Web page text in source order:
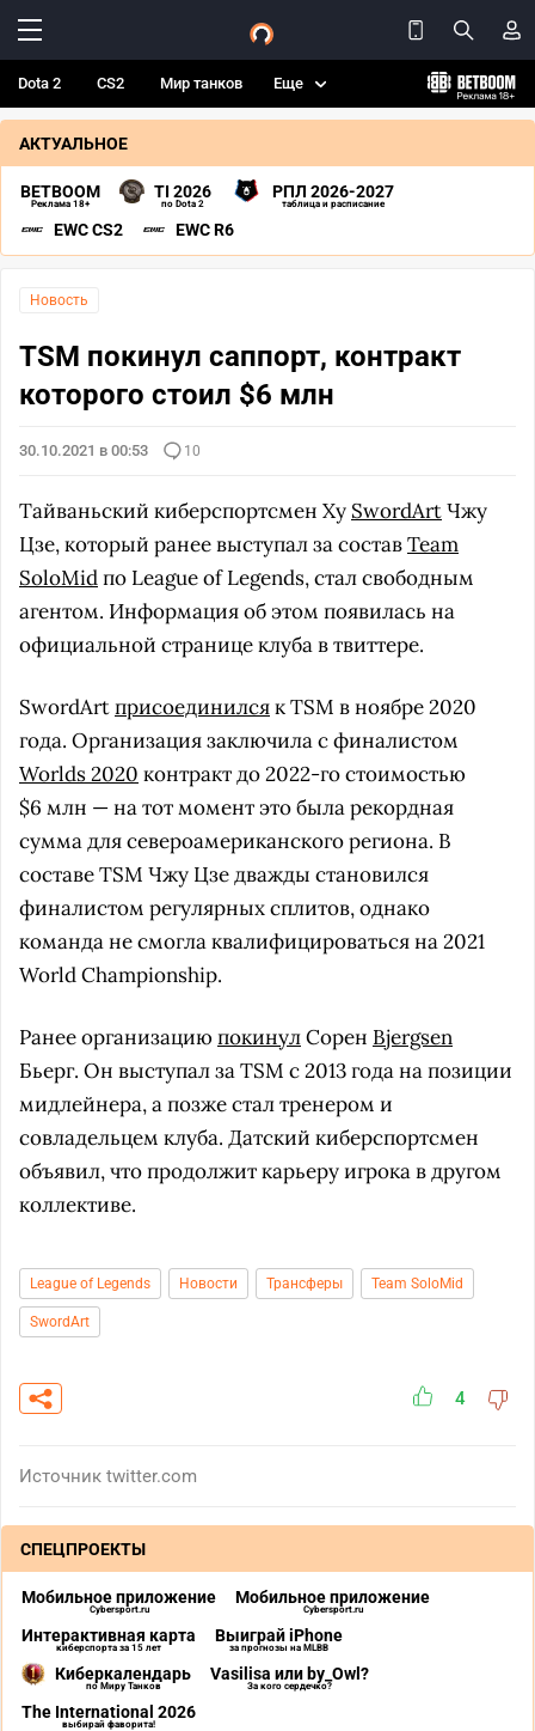
Dota 2 CS2 Мир танков Еще
АКТУАЛЬНОЕ
BETBOOM
Реклама 18+
TI 2026
по Dota 2
РПЛ 2026-2027
таблица и расписание
EWC CS2 EWC R6
Новость
TSM покинул саппорт, контракт
которого стоил $6 млн
30.10.2021 в 00:53 10
Тайваньский киберспортсмен Ху SwordArtЧжу
Цзе, который ранее выступал за составTeam
SoloMidпо League of Legends, стал свободным
агентом. Информация об этом появилась на
официальной странице клуба в твиттере.
SwordArtприсоединилсяк TSM в ноябре 2020
года. Организация заключила с финалистом
Worlds 2020 контракт до 2022-го стоимостью
$6 млн — на тот момент это была рекордная
сумма для североамериканского региона. В
составе TSM Чжу Цзе дважды становился
финалистом регулярных сплитов, однако
команда не смогла квалифицироваться на 2021
World Championship.
Ранее организациюпокинулСорен Bjergsen
Бьерг. Он выступал за TSM с 2013 года на позиции
мидлейнера, а позже стал тренером и
совладельцем клуба. Датский киберспортсмен
объявил, что продолжит карьеру игрока в другом
коллективе.
League of Legends Новости Трансферы Team SoloMid
SwordArt
4
Источник twitter.com
СПЕЦПРОЕКТЫ
Мобильное приложение
Cybersport.ru
Мобильное приложение
Cybersport.ru
Интерактивная карта
киберспорта за 15 лет
Выиграй iPhone
за прогнозы на MLBB
Киберкалендарь
по Миру Танков
Vasilisa или by_Owl?
За кого сердечко?
The International 2026
выбирай фаворита!